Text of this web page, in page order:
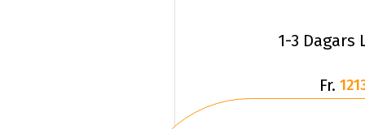
1-3 Dagars
Fr.